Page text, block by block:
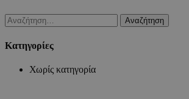
Αναζήτηση
για:
Kατηγορίες
Χωρίς κατηγορία